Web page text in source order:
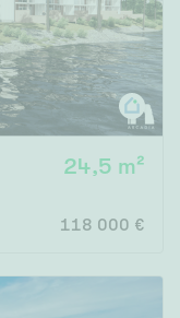
24,5 m²
118 000 €